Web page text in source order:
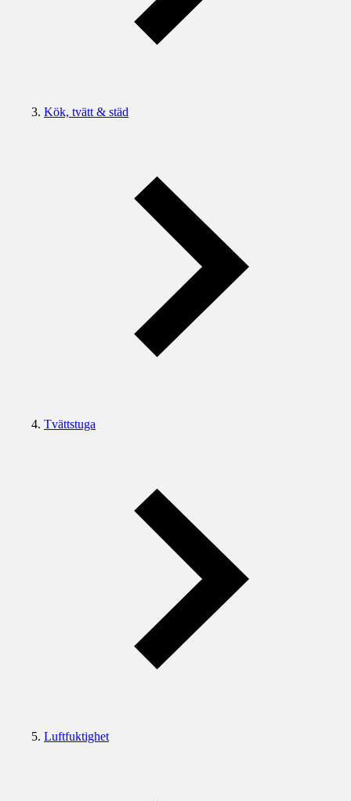
Kök, tvätt & städ
Tvättstuga
Luftfuktighet